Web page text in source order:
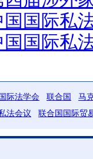
国国际私
国国际私
际法学会 联合国
马
法会议 联合国国际贸